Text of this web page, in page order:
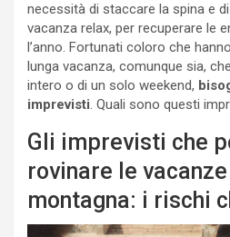
necessità di staccare la spina e
vacanza relax, per recuperare le
l’anno. Fortunati coloro che
lunga vacanza, comunque sia,
intero o di un solo weekend,
imprevisti. Quali sono questi
Gli imprevisti che
rovinare le
montagna: i rischi